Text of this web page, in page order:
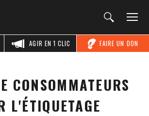
FAIRE UN DON
AGIR EN 1 CLIC
CONSOMMATEURS
L'ÉTIQUETAGE